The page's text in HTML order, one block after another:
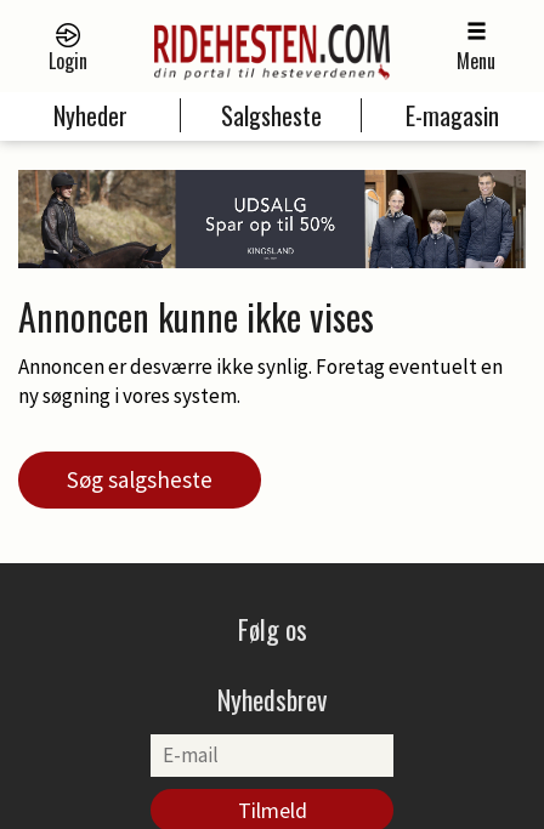
Login Menu
Nyheder Salgsheste E-magasin
Annoncen kunne ikke vises
Annoncen er desværre ikke synlig. Foretag eventuelt en
ny søgning i vores system.
Søg salgsheste
Følg os
Nyhedsbrev